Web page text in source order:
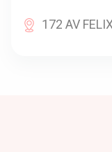
172 AV